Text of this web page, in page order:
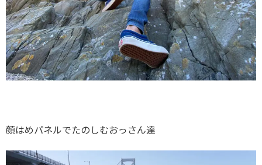
顔はめパネルでたのしむおっさん達